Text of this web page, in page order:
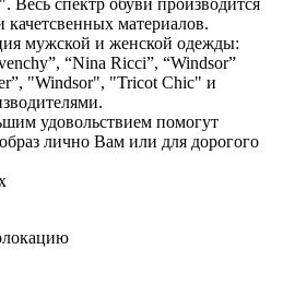
спектр обуви производится
материалов.
мужской и женской одежды:
“Nina Ricci”, “Windsor”
"Windsor", "Tricot Chic" и
удовольствием помогут
лично Вам или для дорогого